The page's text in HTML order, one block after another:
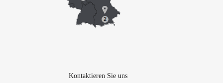
Kontaktieren Sie uns